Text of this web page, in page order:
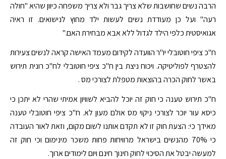
הרבה נשים שחושבות שלא צריך גבר ולא צריך משפחה כיוון שהיא "חולה
רעה" ועל כן מעודדת נשים לעשות ילד מחוץ לנישואים. זו ראיה
אגואיסטית כלפי הילד לגדול ללא אבא מבחירת האם."
ח"כ ציפי חוטובלי יו"ר הוועדה לקידום מעמד האישה קראה לנשים צעירות
להצטרף לפוליטיקה. ויכוח ניצת בין ח"כ ציפי חוטובלי לח"כ רונית תירוש
באשר לחוק הכרה בהוצאות מטפלת לצורכי מס .
ח"כ תירוש טענה כי חוק זה יוכל להביא לשוויון אמיתי שהרי לא יתכן כי
כיסא עור יוכר לצורכי ניקוי מס אולם מעון לא. ח"כ ציפי חוטובלי טענה
מאידך כי: הצעת חוק זו לא תקדם אותנו לשום מקום, וזאת לאור העובדה
כי 70% מהנשים בישראל מרוויחות פחות משכר מינימום וכי חוק זה
למעשה יבטל את הסיכוי לחוק חינוך חינם ויום לימודים ארוך.